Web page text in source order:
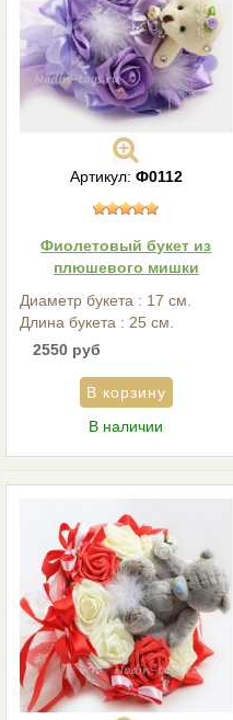
Артикул: Ф0112
Фиолетовый букет из
плюшевого мишки
Диаметр букета : 17 см.
Длина букета : 25 см.
2550 руб
В наличии